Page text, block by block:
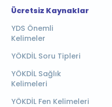
Ücretsiz Kaynaklar
YDS Önemli
Kelimeler
YÖKDİL Soru Tipleri
YÖKDİL Sağlık
Kelimeleri
YÖKDİL Fen Kelimeleri